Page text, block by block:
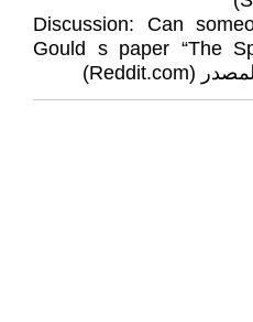
Discussion: Can
Gould s paper “The